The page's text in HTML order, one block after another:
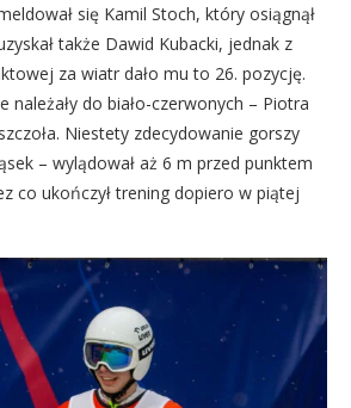
się Kamil Stoch, który osiągnął
także Dawid Kubacki, jednak z
za wiatr dało mu to 26. pozycję.
należały do biało-czerwonych – Piotra
Niestety zdecydowanie gorszy
– wylądował aż 6 m przed punktem
co ukończył trening dopiero w piątej